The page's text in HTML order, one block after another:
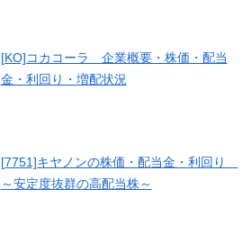
[KO]コカコーラ 企業概要・株価・配当
金・利回り・増配状況
[7751]キヤノンの株価・配当金・利回り
～安定度抜群の高配当株～